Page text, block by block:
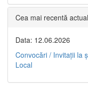
Cea mai recentă
Data: 12.06.2026
Convocări / Invitaţii la
Local